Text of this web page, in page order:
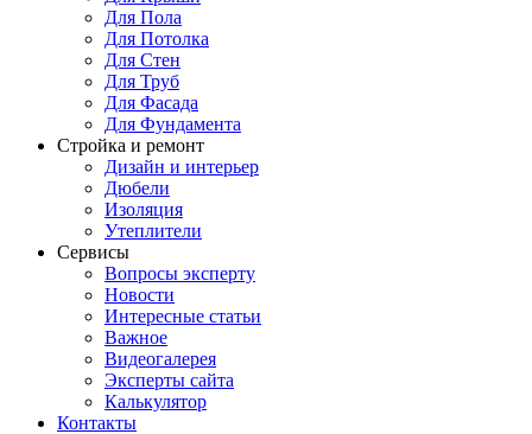
Для Пола
Для Потолка
Для Стен
Для Труб
Для Фасада
Для Фундамента
Стройка и ремонт
Дизайн и интерьер
Дюбели
Изоляция
Утеплители
Сервисы
Вопросы эксперту
Новости
Интересные статьи
Важное
Видеогалерея
Эксперты сайта
Калькулятор
Контакты